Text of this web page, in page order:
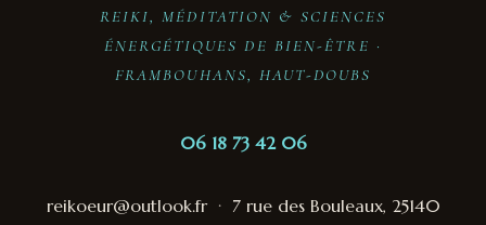
REIKI, MÉDITATION & SCIENCES
ÉNERGÉTIQUES DE BIEN-ÊTRE ·
FRAMBOUHANS, HAUT-DOUBS
06 18 73 42 06
reikoeur@outlook.fr · 7 rue des Bouleaux, 25140